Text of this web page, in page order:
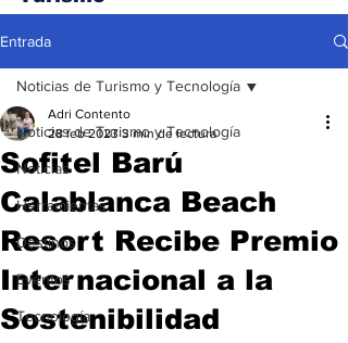
Entrada
Noticias de Turismo y Tecnología
Noticias
Herramientas
Destinos
Eventos
Tecnología
Noticias de Turismo y Tecnología
Sofitel Barú
Calablanca Beach
Resort Recibe Premio
Internacional a la
Sostenibilidad
Adri Contento
28 feb 2023 3 min de lectura